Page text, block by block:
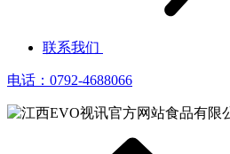
联系我们
电话：0792-4688066